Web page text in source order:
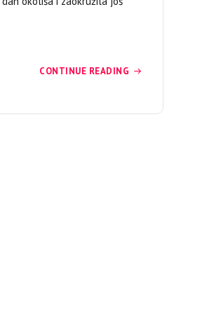
CONTINUE READING